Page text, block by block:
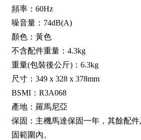
頻率：60Hz
噪音量：74dB(A)
顏色：黃色
不含配件重量：4.3kg
重量(包裝後公斤)：6.3kg
尺寸：349 x 328 x 378mm
BSMI：R3A068
產地：羅馬尼亞
保固：主機馬達保固一年，其餘配
固範圍內。